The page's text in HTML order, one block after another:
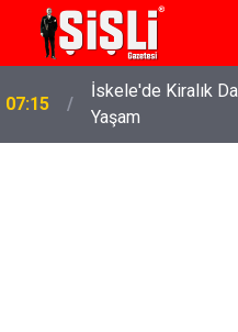
07:15
İskele'de Kiralık
Yaşam